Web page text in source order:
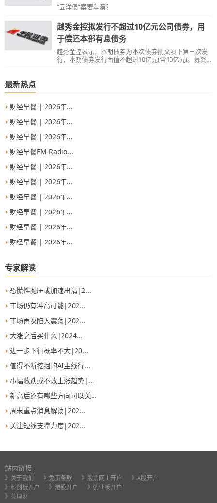
“五洋债”案要重演？
越秀金控拟发行不超过10亿元公司债券，用
于偿还本部有息债务
越秀金控表示，本期债券为本次债券批文项下第三次发
行，本期债券发行面值不超过10亿元(含10亿元)。募资
最新热点
财经早餐 | 2026年...
财经早餐 | 2026年...
财经早餐 | 2026年...
财经早餐FM-Radio...
财经早餐 | 2026年...
财经早餐 | 2026年...
财经早餐 | 2026年...
财经早餐 | 2026年...
财经早餐 | 2026年...
财经早餐 | 2026年...
专家解读
恐慌性抛压或加速出清|2...
市场仍有冲高可能|202...
市场再次陷入震荡|202...
大涨之后买什么|2024...
进一步下行概率不大|20...
值得不断挖掘的AI主线行...
小幅收跌或不改上涨趋势|...
新高后还有哪些方向可以关...
周末重点消息解读|202...
关注短线支撑力度|202...
站内链接
》关于我们 》免责条款 》股票网上开户
》A股开户
》科创板开户
》港股开户
》创业板开户
》益理财